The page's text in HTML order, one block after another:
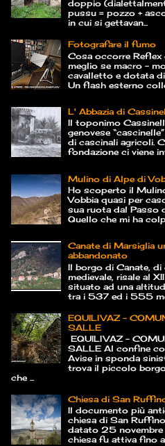
doppio
pussu = pozzo +
in cui si gettavan...
Fotografare il fumo
Cosa occorre Reflex
meglio se macro –
cavalletto e dotata
Un flash esterno
L' Abbazia di
Il toponimo
genovese
di cascinali agricoli.
fondazione ci viene
Mulino di Alpe di
Ho scoperto il
Vobbia quasi per
sua ruota dal Passo
Quello che mi ha
Canate di Marsiglia
abbandonato
Il borgo di Canate, di
medievale, risale al
situato ad una
tra i 537 ed i 555
EQUILIVAZ –
SALLE
EQUILIVAZ –
SALLE Al confine
Avise in sponda
trova il piccolo
che ...
Chiesa di San
Il documento più
chiesa di San
datato 25 novembre
chiesa fu attiva fino